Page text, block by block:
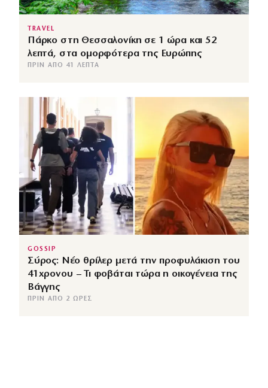
TRAVEL
Πάρκο στη Θεσσαλονίκη σε 1 ώρα και 52
λεπτά, στα ομορφότερα της Ευρώπης
ΠΡΙΝ ΑΠΌ 41 ΛΕΠΤΆ
GOSSIP
Σύρος: Νέο θρίλερ μετά την προφυλάκιση του
41χρονου – Τι φοβάται τώρα η οικογένεια της
Βάγγης
ΠΡΙΝ ΑΠΌ 2 ΏΡΕΣ